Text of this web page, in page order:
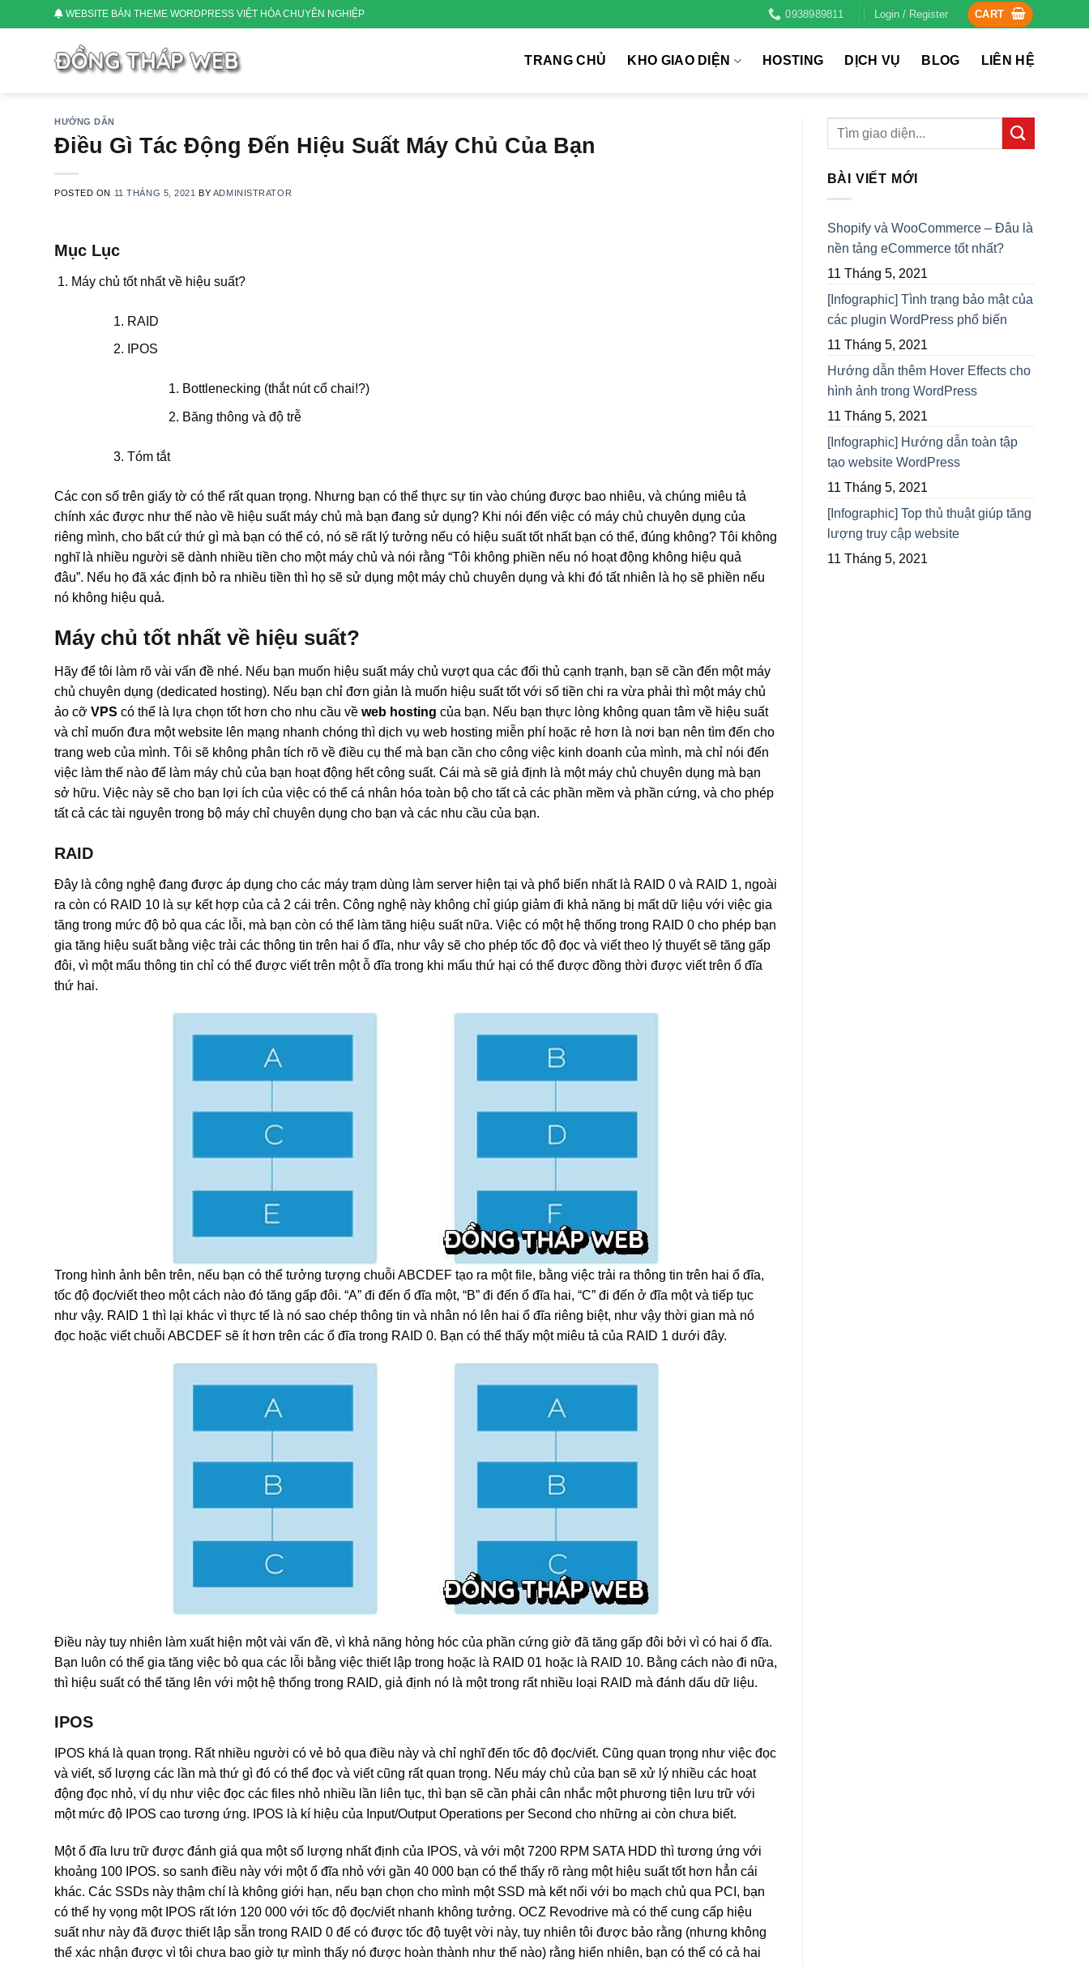
to
WEBSITE BÁN THEME WORDPRESS VIỆT HÓA CHUYÊN NGHIỆP 0938989811 Login / Register CART
TRANG CHỦ KHO GIAO DIỆN HOSTING DỊCH VỤ BLOG LIÊN HỆ
HƯỚNG DẪN
Điều Gì Tác Động Đến Hiệu Suất Máy Chủ Của Bạn
POSTED ON 11 THÁNG 5, 2021 BY ADMINISTRATOR
Mục Lục
Máy chủ tốt nhất về hiệu suất?
RAID
IPOS
Bottlenecking (thắt nút cổ chai!?)
Băng thông và độ trễ
Tóm tắt
Các con số trên giấy tờ có thể rất quan trọng. Nhưng bạn có thể thực sự tin vào chúng được bao nhiêu, và chúng miêu tả
chính xác được như thế nào về hiệu suất máy chủ mà bạn đang sử dụng? Khi nói đến việc có máy chủ chuyên dụng của
riêng mình, cho bất cứ thứ gì mà bạn có thể có, nó sẽ rất lý tưởng nếu có hiệu suất tốt nhất bạn có thể, đúng không? Tôi không
nghĩ là nhiều người sẽ dành nhiều tiền cho một máy chủ và nói rằng “Tôi không phiền nếu nó hoạt động không hiệu quả
đâu”. Nếu họ đã xác định bỏ ra nhiều tiền thì họ sẽ sử dụng một máy chủ chuyên dụng và khi đó tất nhiên là họ sẽ phiền nếu
nó không hiệu quả.
Máy chủ tốt nhất về hiệu suất?
Hãy để tôi làm rõ vài vấn đề nhé. Nếu bạn muốn hiệu suất máy chủ vượt qua các đối thủ cạnh trạnh, bạn sẽ cần đến một máy
chủ chuyên dụng (dedicated hosting). Nếu bạn chỉ đơn giản là muốn hiệu suất tốt với số tiền chi ra vừa phải thì một máy chủ
ảo cỡ VPS có thể là lựa chọn tốt hơn cho nhu cầu về web hosting của bạn. Nếu bạn thực lòng không quan tâm về hiệu suất
và chỉ muốn đưa một website lên mạng nhanh chóng thì dịch vụ web hosting miễn phí hoặc rẻ hơn là nơi bạn nên tìm đến cho
trang web của mình. Tôi sẽ không phân tích rõ về điều cụ thể mà bạn cần cho công việc kinh doanh của mình, mà chỉ nói đến
việc làm thế nào để làm máy chủ của bạn hoạt động hết công suất. Cái mà sẽ giả định là một máy chủ chuyên dụng mà bạn
sở hữu. Việc này sẽ cho bạn lợi ích của việc có thể cá nhân hóa toàn bộ cho tất cả các phần mềm và phần cứng, và cho phép
tất cả các tài nguyên trong bộ máy chỉ chuyên dụng cho bạn và các nhu cầu của bạn.
RAID
Đây là công nghệ đang được áp dụng cho các máy trạm dùng làm server hiện tại và phổ biến nhất là RAID 0 và RAID 1, ngoài
ra còn có RAID 10 là sự kết hợp của cả 2 cái trên. Công nghệ này không chỉ giúp giảm đi khả năng bị mất dữ liệu với việc gia
tăng trong mức độ bỏ qua các lỗi, mà bạn còn có thể làm tăng hiệu suất nữa. Việc có một hệ thống trong RAID 0 cho phép bạn
gia tăng hiệu suất bằng việc trải các thông tin trên hai ổ đĩa, như vây sẽ cho phép tốc độ đọc và viết theo lý thuyết sẽ tăng gấp
đôi, vì một mẩu thông tin chỉ có thể được viết trên một ỗ đĩa trong khi mẩu thứ hại có thể được đồng thời được viết trên ổ đĩa
thứ hai.
Trong hình ảnh bên trên, nếu bạn có thể tưởng tượng chuỗi ABCDEF tạo ra một file, bằng việc trải ra thông tin trên hai ổ đĩa,
tốc độ đọc/viết theo một cách nào đó tăng gấp đôi. “A” đi đến ổ đĩa một, “B” đi đến ổ đĩa hai, “C” đi đến ở đĩa một và tiếp tục
như vậy. RAID 1 thì lại khác vì thực tế là nó sao chép thông tin và nhân nó lên hai ổ đĩa riêng biệt, như vậy thời gian mà nó
đọc hoặc viết chuỗi ABCDEF sẽ ít hơn trên các ổ đĩa trong RAID 0. Bạn có thể thấy một miêu tả của RAID 1 dưới đây.
Điều này tuy nhiên làm xuất hiện một vài vấn đề, vì khả năng hỏng hóc của phần cứng giờ đã tăng gấp đôi bởi vì có hai ổ đĩa.
Bạn luôn có thể gia tăng việc bỏ qua các lỗi bằng việc thiết lập trong hoặc là RAID 01 hoặc là RAID 10. Bằng cách nào đi nữa,
thì hiệu suất có thể tăng lên với một hệ thống trong RAID, giả định nó là một trong rất nhiều loại RAID mà đánh dấu dữ liệu.
IPOS
IPOS khá là quan trọng. Rất nhiều người có vẻ bỏ qua điều này và chỉ nghĩ đến tốc độ đọc/viết. Cũng quan trọng như việc đọc
và viết, số lượng các lần mà thứ gì đó có thể đọc và viết cũng rất quan trọng. Nếu máy chủ của bạn sẽ xử lý nhiều các hoạt
động đọc nhỏ, ví dụ như việc đọc các files nhỏ nhiều lần liên tục, thì bạn sẽ cần phải cân nhắc một phương tiện lưu trữ với
một mức độ IPOS cao tương ứng. IPOS là kí hiệu của Input/Output Operations per Second cho những ai còn chưa biết.
Một ổ đĩa lưu trữ được đánh giá qua một số lượng nhất định của IPOS, và với một 7200 RPM SATA HDD thì tương ứng với
khoảng 100 IPOS. so sanh điều này với một ổ đĩa nhỏ với gần 40 000 bạn có thể thấy rõ ràng một hiệu suất tốt hơn hẳn cái
khác. Các SSDs này thậm chí là không giới hạn, nếu bạn chọn cho mình một SSD mà kết nối với bo mạch chủ qua PCI, bạn
có thể hy vọng một IPOS rất lớn 120 000 với tốc độ đọc/viết nhanh không tưởng. OCZ Revodrive mà có thể cung cấp hiệu
suất như này đã được thiết lập sẵn trong RAID 0 để có được tốc độ tuyệt vời này, tuy nhiên tôi được bảo rằng (nhưng không
thể xác nhận được vì tôi chưa bao giờ tự mình thấy nó được hoàn thành như thế nào) rằng hiển nhiên, bạn có thể có cả hai
BÀI VIẾT MỚI
Shopify và WooCommerce – Đâu là
nền tảng eCommerce tốt nhất?
11 Tháng 5, 2021
[Infographic] Tình trạng bảo mật của
các plugin WordPress phổ biến
11 Tháng 5, 2021
Hướng dẫn thêm Hover Effects cho
hình ảnh trong WordPress
11 Tháng 5, 2021
[Infographic] Hướng dẫn toàn tập
tạo website WordPress
11 Tháng 5, 2021
[Infographic] Top thủ thuật giúp tăng
lượng truy cập website
11 Tháng 5, 2021